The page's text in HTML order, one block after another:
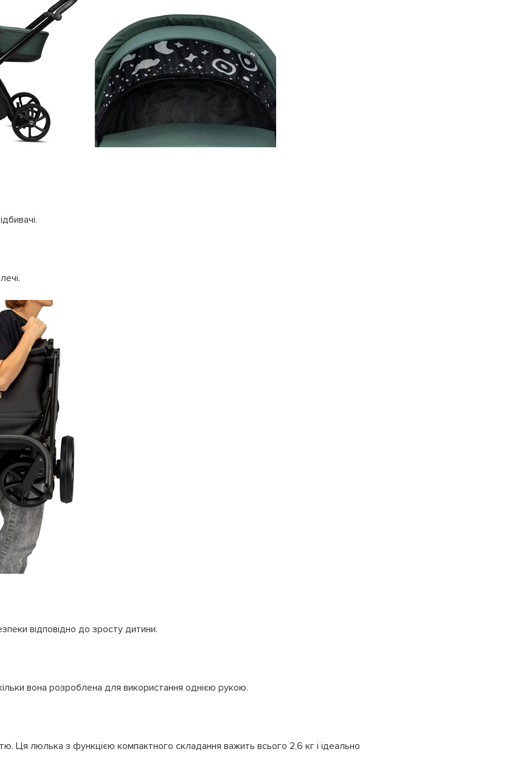
відповідно до зросту дитини.
вона розроблена для використання однією рукою.
Ця люлька з функцією компактного складання важить всього 2,6 кг і ідеально